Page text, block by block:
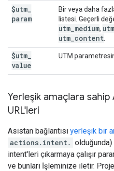
$utm
param
Bir veya daha
listesi. Geçerli
utm medium, utm
utm content
$utm
value
UTM
Yerleşik amaçlara sahip
URL'leri
Asistan bağlantısı yerleşik bir
actions.intent.
intent'leri çıkarmaya çalışır
ve bunları İşleminize iletir.